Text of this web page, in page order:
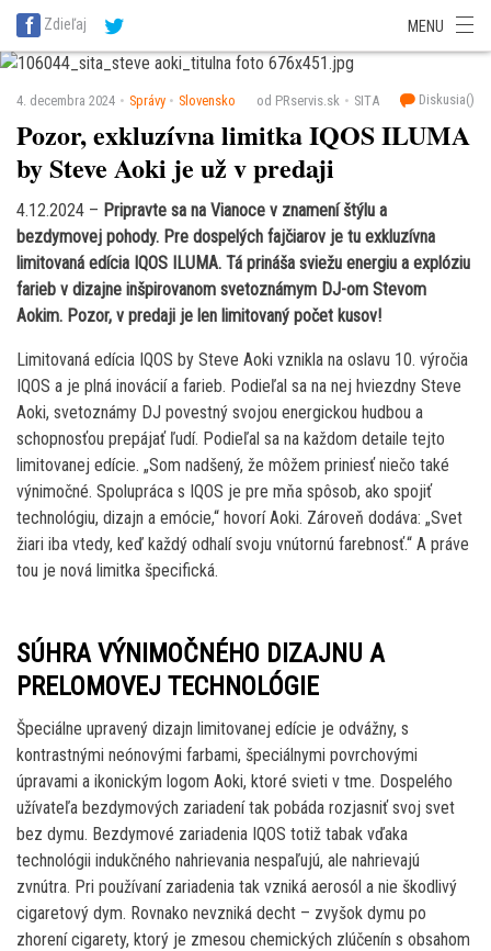
SITA Energetika
SITA Potravinárstvo
Zdieľaj MENU
4. decembra 2024 Správy Slovensko od PRservis.sk SITA Diskusia()
Pozor, exkluzívna limitka IQOS ILUMA
by Steve Aoki je už v predaji
4.12.2024 – Pripravte sa na Vianoce v znamení štýlu a
bezdymovej pohody. Pre dospelých fajčiarov je tu exkluzívna
limitovaná edícia IQOS ILUMA. Tá prináša sviežu energiu a explóziu
farieb v dizajne inšpirovanom svetoznámym DJ-om Stevom
Aokim. Pozor, v predaji je len limitovaný počet kusov!
Limitovaná edícia IQOS by Steve Aoki vznikla na oslavu 10. výročia
IQOS a je plná inovácií a farieb. Podieľal sa na nej hviezdny Steve
Aoki, svetoznámy DJ povestný svojou energickou hudbou a
schopnosťou prepájať ľudí. Podieľal sa na každom detaile tejto
limitovanej edície. „Som nadšený, že môžem priniesť niečo také
výnimočné. Spolupráca s IQOS je pre mňa spôsob, ako spojiť
technológiu, dizajn a emócie,“ hovorí Aoki. Zároveň dodáva: „Svet
žiari iba vtedy, keď každý odhalí svoju vnútornú farebnosť.“ A práve
tou je nová limitka špecifická.
SÚHRA VÝNIMOČNÉHO DIZAJNU A
PRELOMOVEJ TECHNOLÓGIE
Špeciálne upravený dizajn limitovanej edície je odvážny, s
kontrastnými neónovými farbami, špeciálnymi povrchovými
úpravami a ikonickým logom Aoki, ktoré svieti v tme. Dospelého
užívateľa bezdymových zariadení tak pobáda rozjasniť svoj svet
bez dymu. Bezdymové zariadenia IQOS totiž tabak vďaka
technológii indukčného nahrievania nespaľujú, ale nahrievajú
zvnútra. Pri používaní zariadenia tak vzniká aerosól a nie škodlivý
cigaretový dym. Rovnako nevzniká decht – zvyšok dymu po
zhorení cigarety, ktorý je zmesou chemických zlúčenín s obsahom